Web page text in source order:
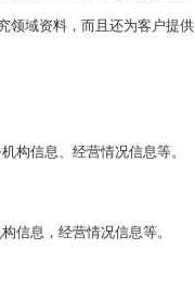
领域资料，而且还为客户提供
构信息、经营情况信息等。
信息，经营情况信息等。